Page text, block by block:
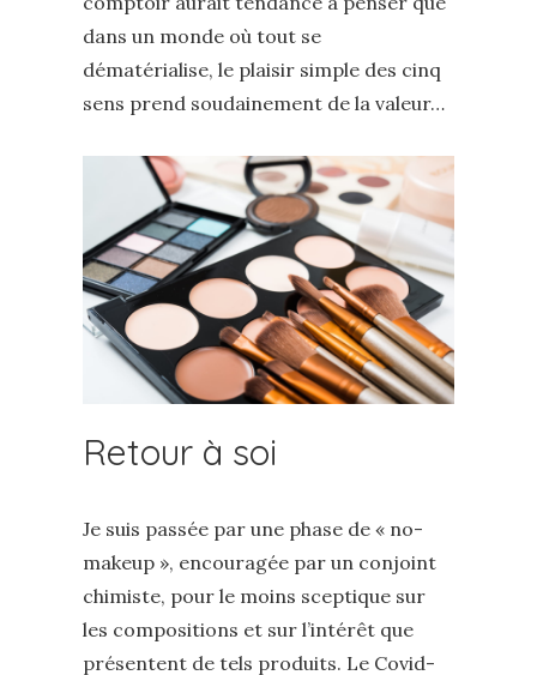
dans un monde où tout se
dématérialise, le plaisir simple des cinq
sens prend soudainement de la valeur…
Retour à soi
Je suis passée par une phase de « no-
makeup », encouragée par un conjoint
chimiste, pour le moins sceptique sur
les compositions et sur l’intérêt que
présentent de tels produits. Le Covid-